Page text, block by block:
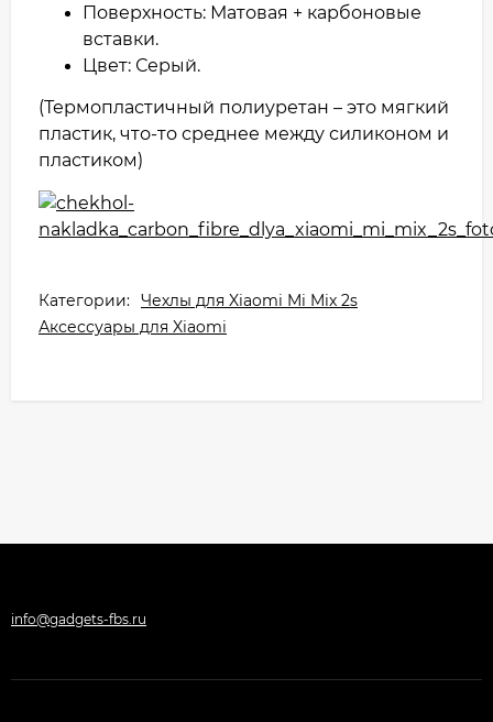
Поверхность: Матовая + карбоновые
вставки.
Цвет: Серый.
(Термопластичный полиуретан – это мягкий
пластик, что-то среднее между силиконом и
пластиком)
Категории: Чехлы для Xiaomi Mi Mix 2s
Аксессуары для Xiaomi
info@gadgets-fbs.ru